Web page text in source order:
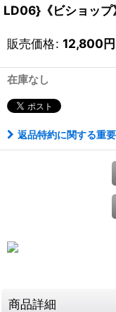
LD06}《ビショップ
販売価格: 12,800円
在庫なし
返品特約に関する重
商品詳細